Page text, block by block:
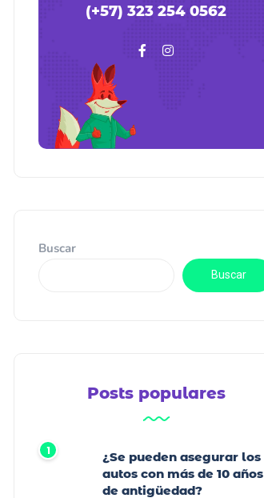
(+57) 323 254 0562
Buscar
Buscar
Posts populares
¿Se pueden asegurar los
autos con más de 10 años
de antigüedad?